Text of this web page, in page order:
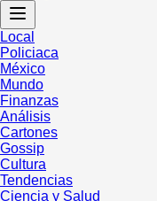
Local
Policiaca
México
Mundo
Finanzas
Análisis
Cartones
Gossip
Cultura
Tendencias
Ciencia y Salud